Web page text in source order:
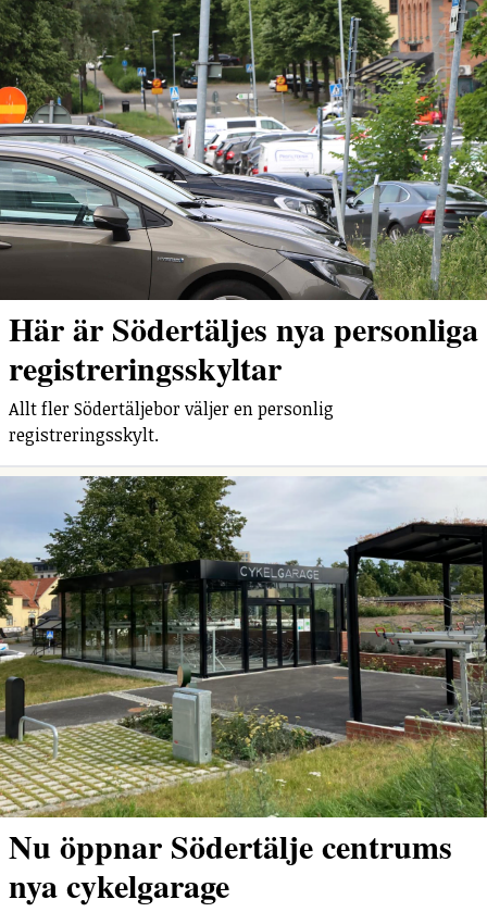
Här är Södertäljes nya personliga
registreringsskyltar
Allt fler Södertäljebor väljer en personlig
registreringsskylt.
Nu öppnar Södertälje centrums
nya cykelgarage